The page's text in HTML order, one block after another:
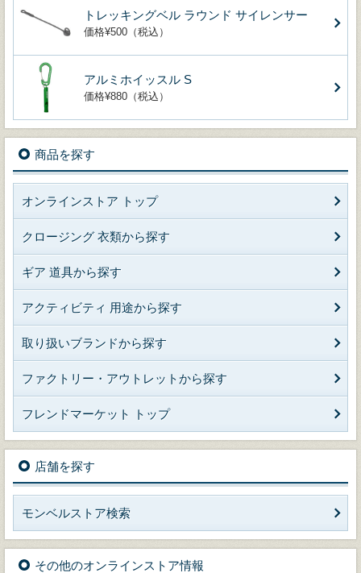
トレッキングベル ラウンド サイレンサー
価格¥500（税込）
アルミホイッスル S
価格¥880（税込）
商品を探す
オンラインストア トップ
クロージング 衣類から探す
ギア 道具から探す
アクティビティ 用途から探す
取り扱いブランドから探す
ファクトリー・アウトレットから探す
フレンドマーケット トップ
店舗を探す
モンベルストア検索
その他のオンラインストア情報